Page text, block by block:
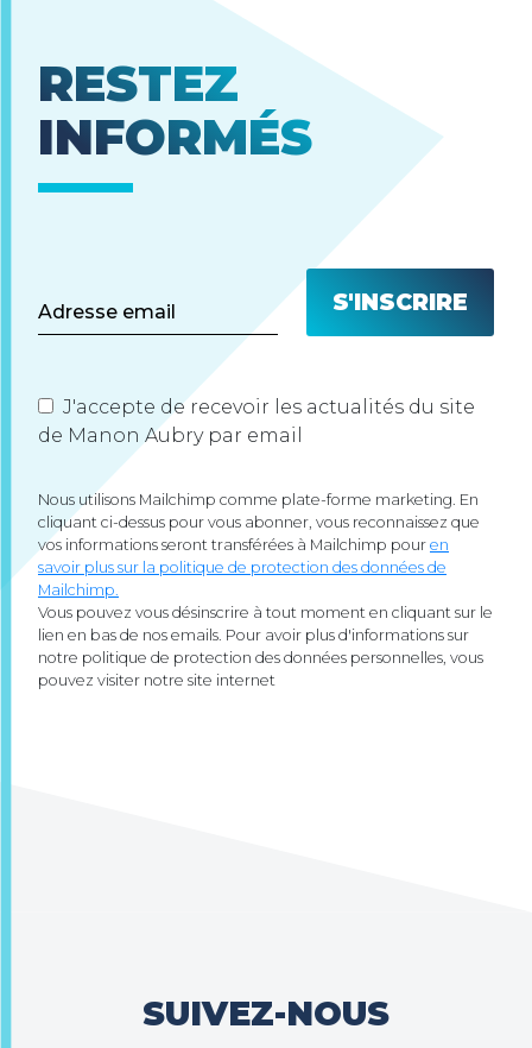
RESTEZ
INFORMÉS
J'accepte de recevoir les actualités du site
de Manon Aubry par email
Nous utilisons Mailchimp comme plate-forme marketing. En
cliquant ci-dessus pour vous abonner, vous reconnaissez que
vos informations seront transférées à Mailchimp pour en
savoir plus sur la politique de protection des données de
Mailchimp.
Vous pouvez vous désinscrire à tout moment en cliquant sur le
lien en bas de nos emails. Pour avoir plus d'informations sur
notre politique de protection des données personnelles, vous
pouvez visiter notre site internet
SUIVEZ-NOUS